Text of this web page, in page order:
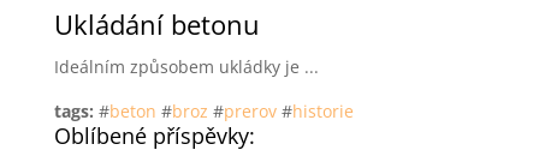
Ukládání betonu
Ideálním způsobem ukládky je ...
tags: #beton #broz #prerov#historie
Oblíbené příspěvky: